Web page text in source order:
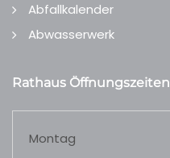
Abfallkalender
Abwasserwerk
Rathaus Öffnungszeiten
Montag